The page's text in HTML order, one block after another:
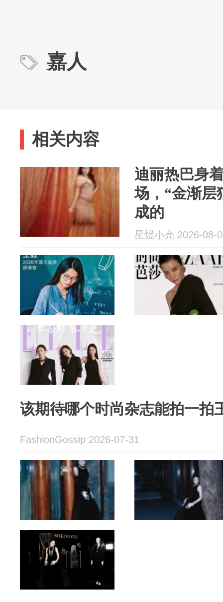
嘉人
相关内容
迪丽热巴身
场，“金渐层
成的
星煜小亮 2026-08-
该期待哪个时尚杂志能拍一拍
FashionGossip 2026-07-31